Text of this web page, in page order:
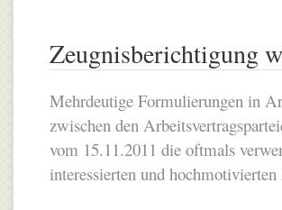
Zeugnisberichtigung
Mehrdeutige Formulierungen in
zwischen den
vom 15.11.2011 die oftmals
interessierten und